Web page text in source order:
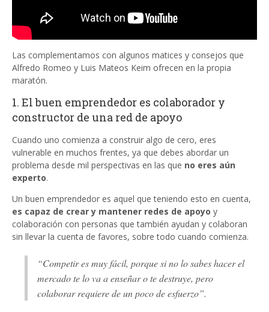
Las complementamos con algunos matices y consejos que
Alfredo Romeo y Luis Mateos Keim ofrecen en la propia
maratón.
1. El buen emprendedor es colaborador y
constructor de una red de apoyo
Cuando uno comienza a construir algo de cero, eres
vulnerable en muchos frentes, ya que debes abordar un
problema desde mil perspectivas en las que no eres aún
experto.
Un buen emprendedor es aquel que teniendo esto en cuenta,
es capaz de crear y mantener redes de apoyo y
colaboración con personas que también ayudan y colaboran
sin llevar la cuenta de favores, sobre todo cuando comienza.
“Competir es muy fácil, porque si no lo sabes hacer el
mercado te lo va a enseñar o te destruye, pero
colaborar requiere de un poco de esfuerzo”.